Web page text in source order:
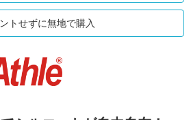
トせずに無地で購入